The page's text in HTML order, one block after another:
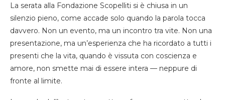
La serata alla Fondazione Scopelliti si è chiusa in un
silenzio pieno, come accade solo quando la parola tocca
davvero. Non un evento, ma un incontro tra vite. Non una
presentazione, ma un’esperienza che ha ricordato a tutti i
presenti che la vita, quando è vissuta con coscienza e
amore, non smette mai di essere intera — neppure di
fronte al limite.